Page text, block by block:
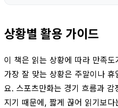
상황별 활용 가이드
이 책은 읽는 상황에 따라 만족
가장 잘 맞는 상황은 주말이나
요. 스포츠만화는 경기 흐름과
지기 때문에, 짧게 끊어 읽기보